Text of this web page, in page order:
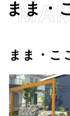
まま・
まま・こ